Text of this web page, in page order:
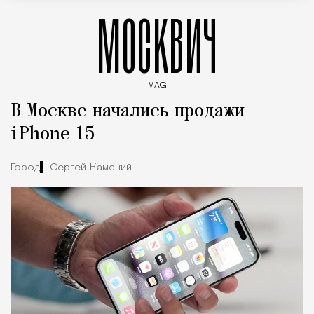
МОСКВИЧ
MAG
В Москве начались продажи
iPhone 15
Город Сергей Камский